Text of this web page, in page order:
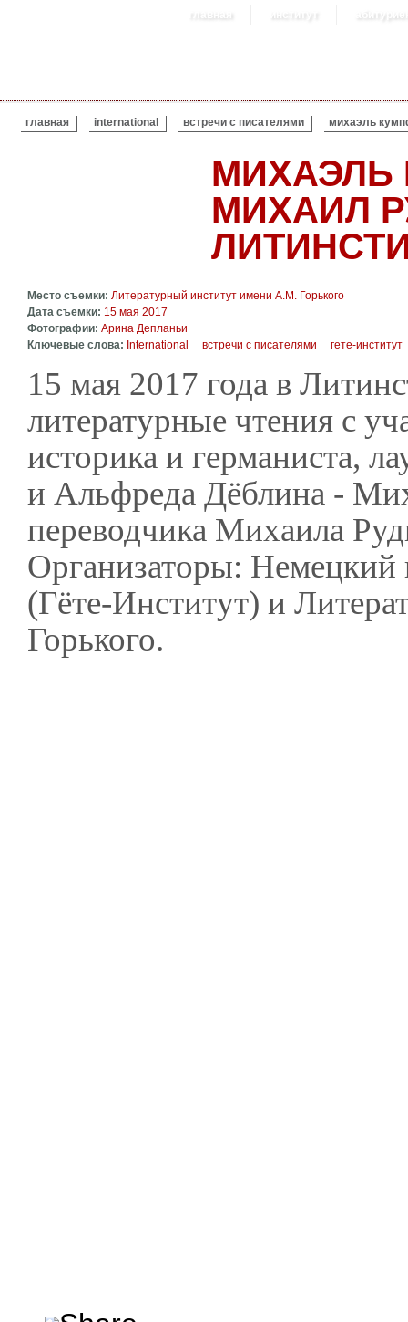
главная институт
ВЫ ЗДЕСЬ
главная international встречи с писателями михаэль
МИХАИЛ
Место съемки: Литературный институт имени А.М. Горького
Дата съемки: 15 мая 2017
Фотографии: Арина Депланьи
Ключевые слова: International встречи с писателями гете-институт
15 мая 2017 года в
литературные чтения с
историка и германиста,
и Альфреда Дёблина -
переводчика Михаила
Организаторы: Немецкий
(Гёте-Институт) и
Горького.